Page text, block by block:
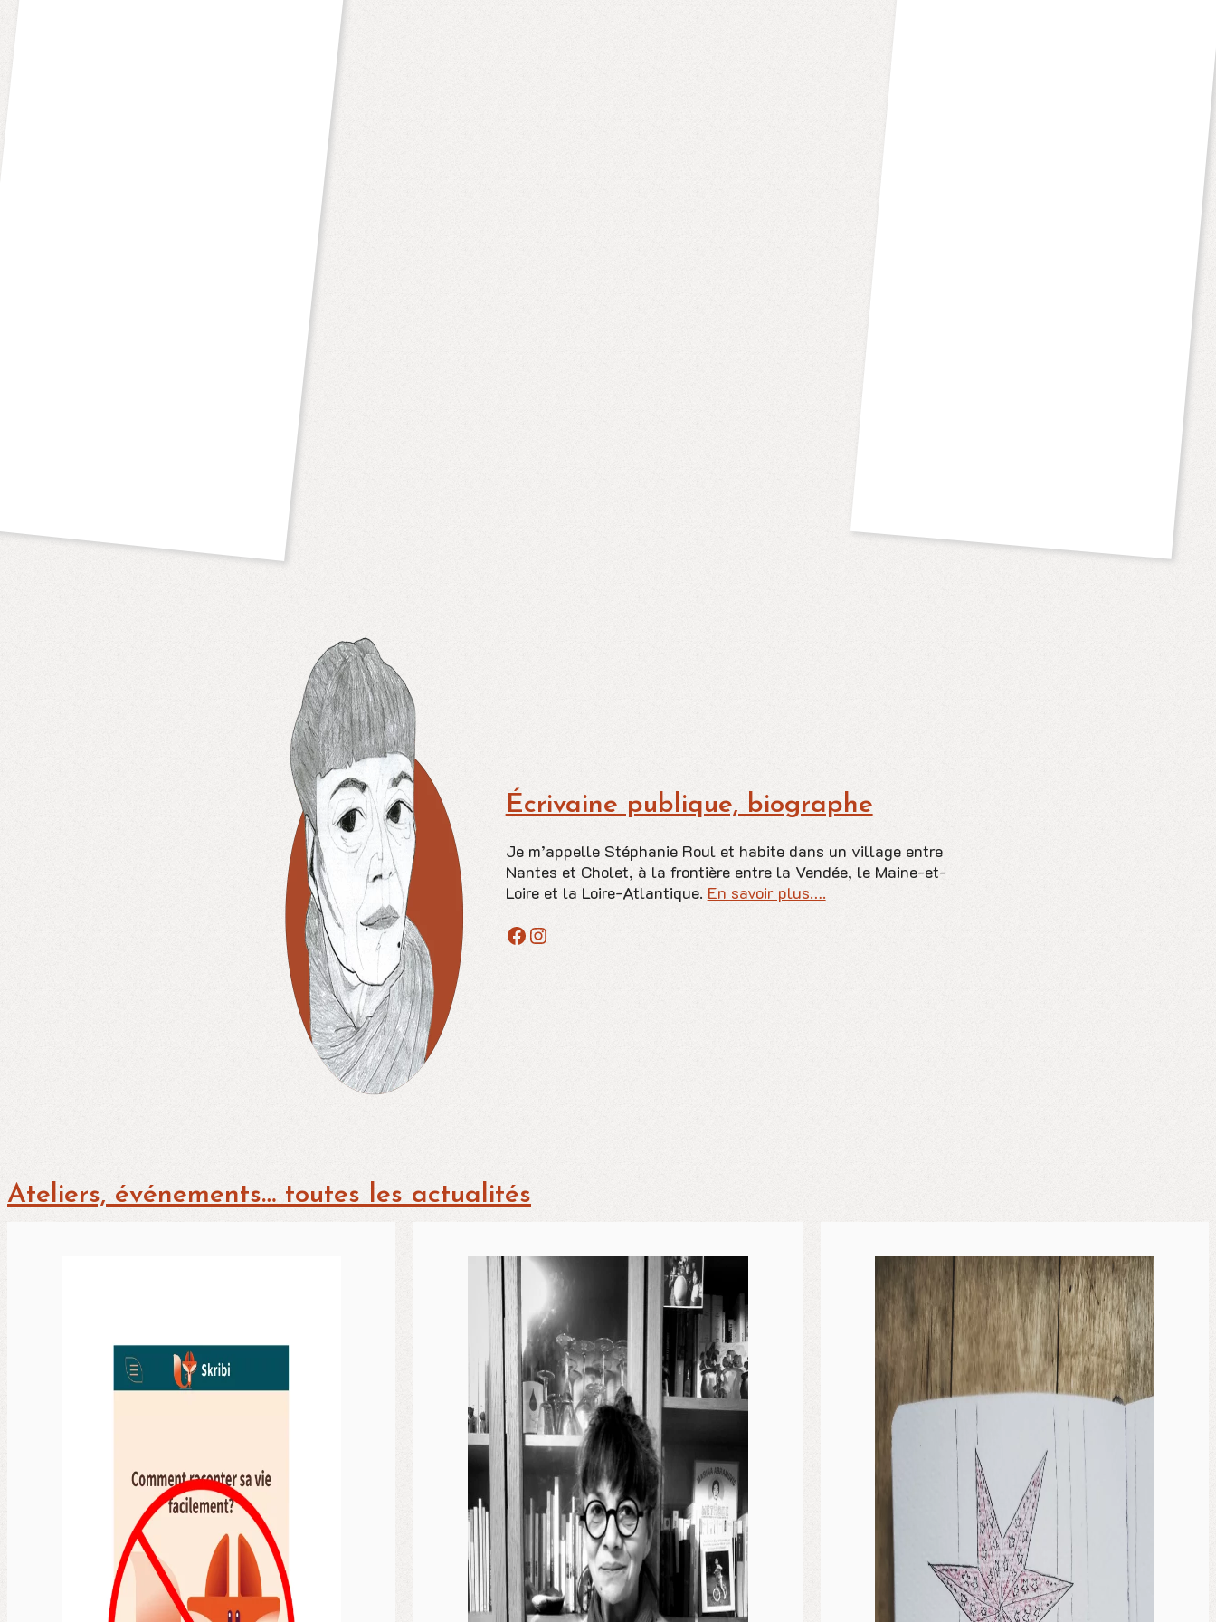
Écrivaine publique, biographe
Je m’appelle Stéphanie Roul et habite dans un village entre
Nantes et Cholet, à la frontière entre la Vendée, le Maine-et-
Loire et la Loire-Atlantique. En savoir plus….
Facebook
Instagram
Ateliers, événements… toutes les actualités